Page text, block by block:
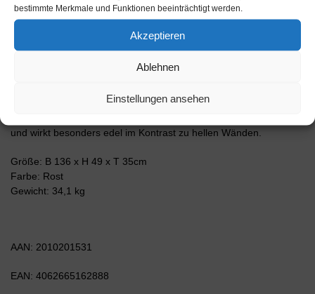
bestimmte Merkmale und Funktionen beeinträchtigt werden.
Akzeptieren
Ablehnen
Einstellungen ansehen
Der Versand erfolgt innerhalb von 2-3 Werktagen. Dieses
Lowboard hat Gesamt-Maße von 136x49x35cm. Viel Platz, eine
leere Wand, kein passendes Möbelstück? Mit der Gesamtlänge
Einsatzmöglichkeiten. Die Frontfarbe Rost wirkt antik und verleiht
oder verrosteten Metall / Eisen wirkt Rot-Braun bzw. Bronze-
und wirkt besonders edel im Kontrast zu hellen Wänden.
Größe: B 136 x H 49 x T 35cm
Farbe: Rost
Gewicht: 34,1 kg
AAN: 2010201531
EAN: 4062665162888